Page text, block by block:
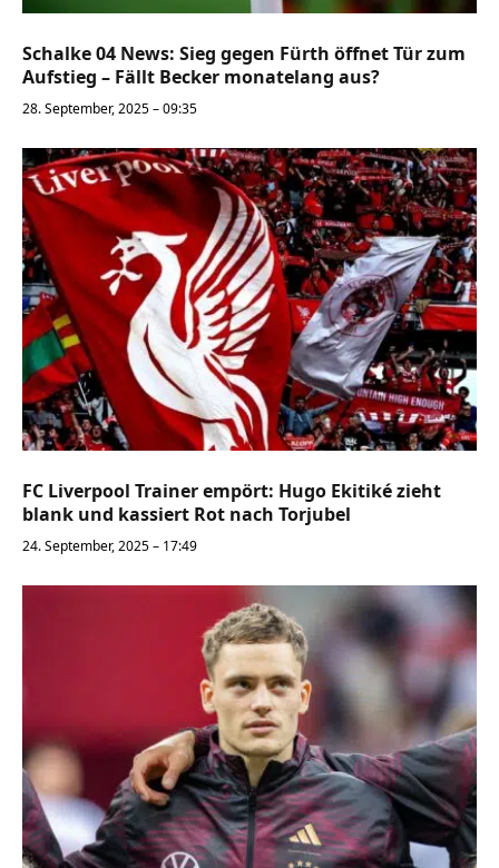
Schalke 04 News: Sieg gegen Fürth öffnet Tür zum
Aufstieg – Fällt Becker monatelang aus?
28. September, 2025 – 09:35
FC Liverpool Trainer empört: Hugo Ekitiké zieht
blank und kassiert Rot nach Torjubel
24. September, 2025 – 17:49